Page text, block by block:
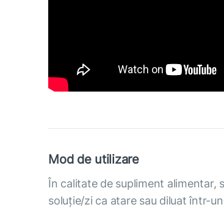
Mod de utilizare
În calitate de supliment alimentar,
soluție/zi ca atare sau diluat într-